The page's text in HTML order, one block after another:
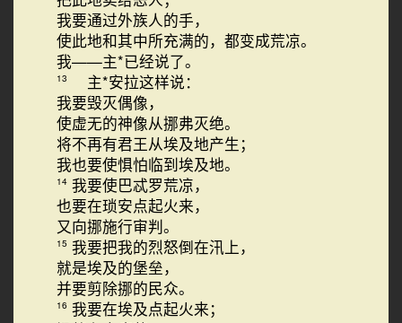
我要通过外族人的手，
使此地和其中所充满的，都变成荒凉。
我——主*已经说了。
13
主*安拉这样说：
我要毁灭偶像，
使虚无的神像从挪弗灭绝。
将不再有君王从埃及地产生；
我也要使惧怕临到埃及地。
14 我要使巴忒罗荒凉，
也要在琐安点起火来，
又向挪施行审判。
15 我要把我的烈怒倒在汛上，
就是埃及的堡垒，
并要剪除挪的民众。
16 我要在埃及点起火来；